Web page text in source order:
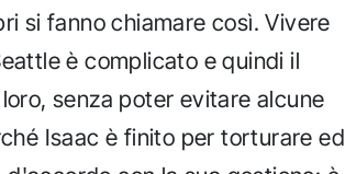
si fanno chiamare così. Vivere
è complicato e quindi il
senza poter evitare alcune
Isaac è finito per torturare ed